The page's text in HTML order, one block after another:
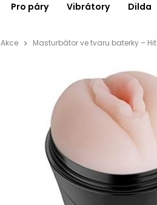
Pro páry Vibrátory Dilda
Akce Masturbátor ve tvaru baterky – Hit